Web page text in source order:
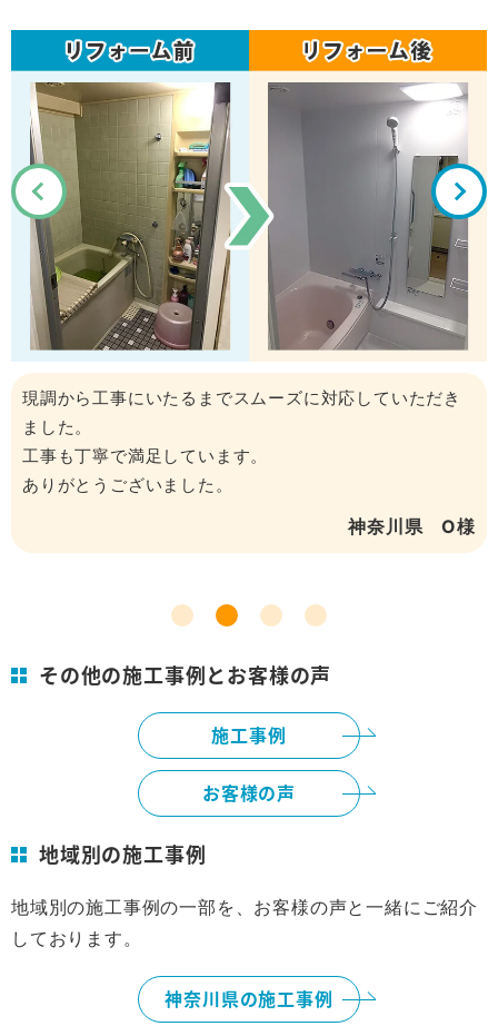
施工内容・見積もり等丁寧で対応が早い。
フォローもしっかりしていて、また何かあったらお願
したい。
価格的にも納得いく内容でした。
神奈川県 Ｋ
その他の施工事例とお客様の声
施工事例
お客様の声
地域別の施工事例
地域別の施工事例の一部を、お客様の声と一緒にご紹介
しております。
神奈川県の施工事例